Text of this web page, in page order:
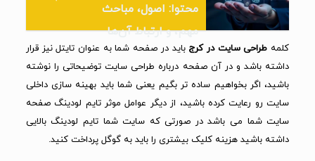
محتوا: اصول، مباحث
مهم، و ارتباط آن‌ها
کلمه طراحی سایت در کرج باید در صفحه شما به عنوان تایتل نیز قرار
داشته باشد و در آن صفحه درباره طراحی سایت توضیحاتی را نوشته
باشید، اگر بخواهیم ساده تر بگیم یعنی شما باید بهینه سازی داخلی
سایت رو رعایت کرده باشید، از دیگر عوامل موثر تایم لودینگ صفحه
سایت شما می باشد در صورتی که سایت شما تایم لودینگ بالایی
داشته باشید هزینه کلیک بیشتری را باید به گوگل پرداخت کنید.